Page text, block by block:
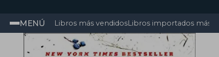
MENÚ Libros más vendidosLibros importados más